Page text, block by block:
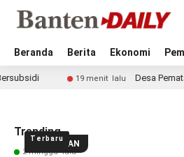
Beranda Berita Ekonomi
menit lalu Desa Pematang dan Pasir
UNGGULAN
Terbaru
Trending
2 minggu lalu